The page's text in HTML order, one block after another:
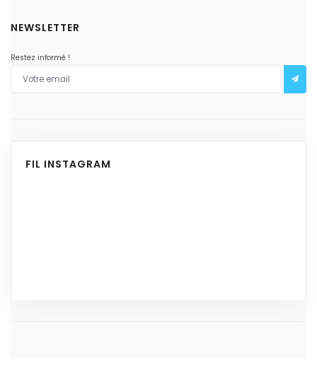
NEWSLETTER
Restez informé !
FIL INSTAGRAM